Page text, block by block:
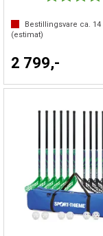
Bestillingsvare ca. 14
(estimat)
2 799,-